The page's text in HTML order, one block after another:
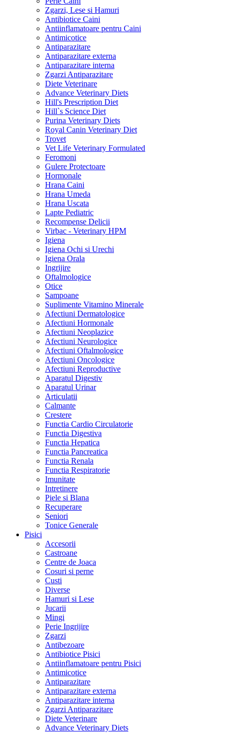
Zgarzi, Lese si Hamuri
Antibiotice Caini
Antiinflamatoare pentru Caini
Antimicotice
Antiparazitare
Antiparazitare externa
Antiparazitare interna
Zgarzi Antiparazitare
Diete Veterinare
Advance Veterinary Diets
Hill's Prescription Diet
Hill`s Science Diet
Purina Veterinary Diets
Royal Canin Veterinary Diet
Trovet
Vet Life Veterinary Formulated
Feromoni
Gulere Protectoare
Hormonale
Hrana Caini
Hrana Umeda
Hrana Uscata
Lapte Pediatric
Recompense Delicii
Virbac - Veterinary HPM
Igiena
Igiena Ochi si Urechi
Igiena Orala
Ingrijire
Oftalmologice
Otice
Sampoane
Suplimente Vitamino Minerale
Afectiuni Dermatologice
Afectiuni Hormonale
Afectiuni Neoplazice
Afectiuni Neurologice
Afectiuni Oftalmologice
Afectiuni Oncologice
Afectiuni Reproductive
Aparatul Digestiv
Aparatul Urinar
Articulatii
Calmante
Crestere
Functia Cardio Circulatorie
Functia Digestiva
Functia Hepatica
Functia Pancreatica
Functia Renala
Functia Respiratorie
Imunitate
Intretinere
Piele si Blana
Recuperare
Seniori
Tonice Generale
Pisici
Accesorii
Castroane
Centre de Joaca
Cosuri si perne
Custi
Diverse
Hamuri si Lese
Jucarii
Mingi
Perie Ingrijire
Zgarzi
Antibezoare
Antibiotice Pisici
Antiinflamatoare pentru Pisici
Antimicotice
Antiparazitare
Antiparazitare externa
Antiparazitare interna
Zgarzi Antiparazitare
Diete Veterinare
Advance Veterinary Diets